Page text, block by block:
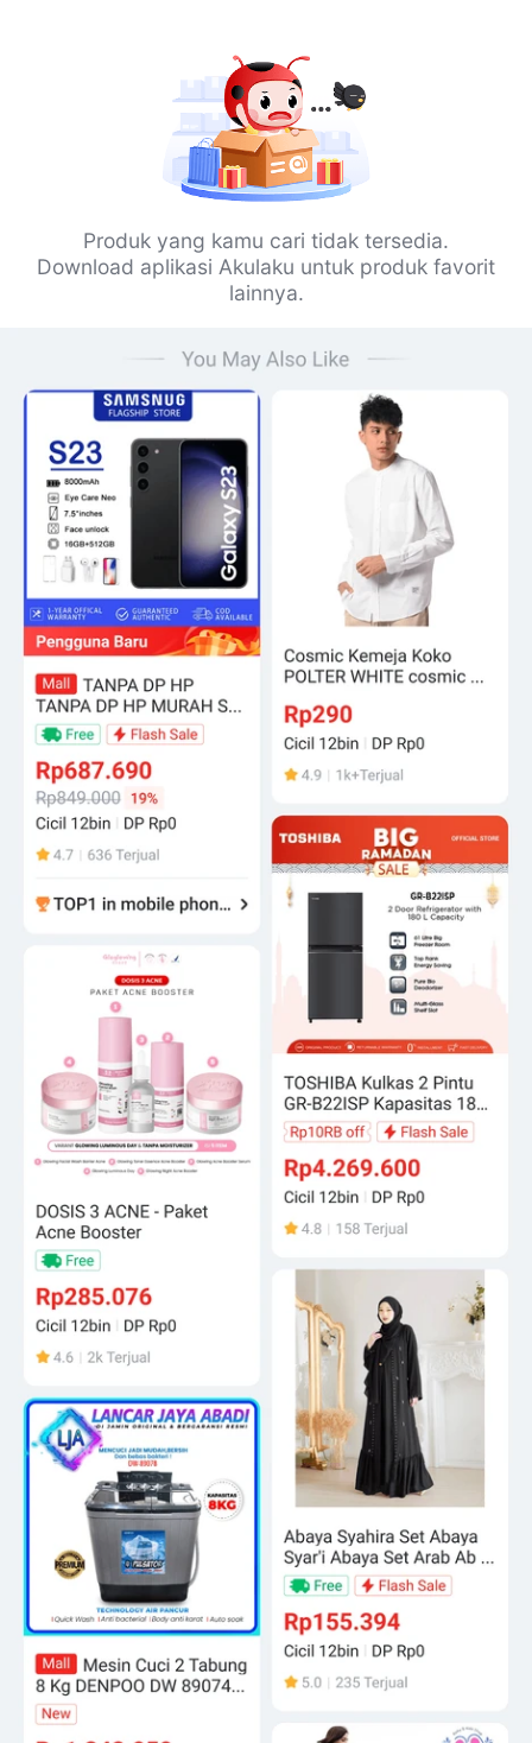
Produk yang kamu cari tidak tersedia.
Download aplikasi Akulaku untuk produk favorit
lainnya.